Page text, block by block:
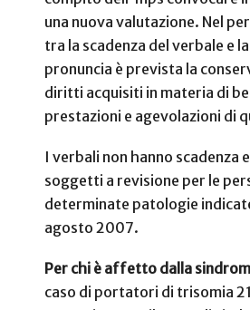
una nuova valutazione. Nel
tra la scadenza del verbale e
pronuncia è prevista la
diritti acquisiti in materia di
prestazioni e agevolazioni di
I verbali non hanno scadenza
soggetti a revisione per le
determinate patologie
agosto 2007.
Per chi è affetto dalla
caso di portatori di trisomia